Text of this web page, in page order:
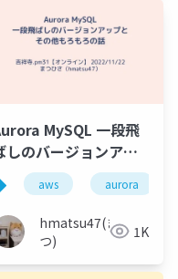
移行
MySQL 一段飛
しのバージョンアッ
とその他もろもろの
aws aurora
hmatsu47(ま
つ)
1K